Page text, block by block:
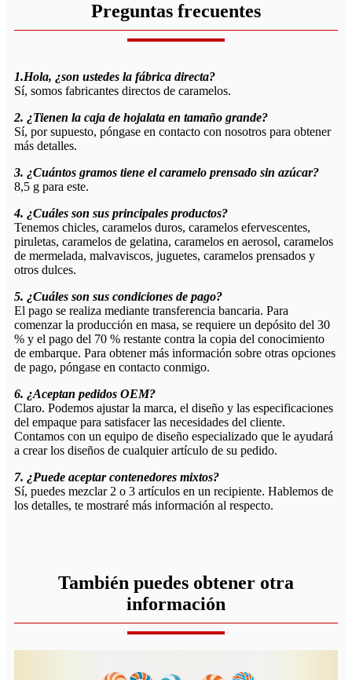
Preguntas frecuentes
1.Hola, ¿son ustedes la fábrica directa?
Sí, somos fabricantes directos de caramelos.
2. ¿Tienen la caja de hojalata en tamaño grande?
Sí, por supuesto, póngase en contacto con nosotros para obtener
más detalles.
3. ¿Cuántos gramos tiene el caramelo prensado sin azúcar?
8,5 g para este.
4. ¿Cuáles son sus principales productos?
Tenemos chicles, caramelos duros, caramelos efervescentes,
piruletas, caramelos de gelatina, caramelos en aerosol, caramelos
de mermelada, malvaviscos, juguetes, caramelos prensados ​​y
otros dulces.
5. ¿Cuáles son sus condiciones de pago?
El pago se realiza mediante transferencia bancaria. Para
comenzar la producción en masa, se requiere un depósito del 30
% y el pago del 70 % restante contra la copia del conocimiento
de embarque. Para obtener más información sobre otras opciones
de pago, póngase en contacto conmigo.
6. ¿Aceptan pedidos OEM?
Claro. Podemos ajustar la marca, el diseño y las especificaciones
del empaque para satisfacer las necesidades del cliente.
Contamos con un equipo de diseño especializado que le ayudará
a crear los diseños de cualquier artículo de su pedido.
7. ¿Puede aceptar contenedores mixtos?
Sí, puedes mezclar 2 o 3 artículos en un recipiente. Hablemos de
los detalles, te mostraré más información al respecto.
También puedes obtener otra
información